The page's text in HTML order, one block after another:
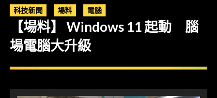
科技新聞 場料 電腦
【場料】 Windows 11 起動 腦
場電腦大升級